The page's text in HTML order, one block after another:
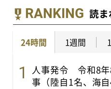
RANKING 読
24時間 1週間
人事発令 令和8年
事（陸自1名、海自